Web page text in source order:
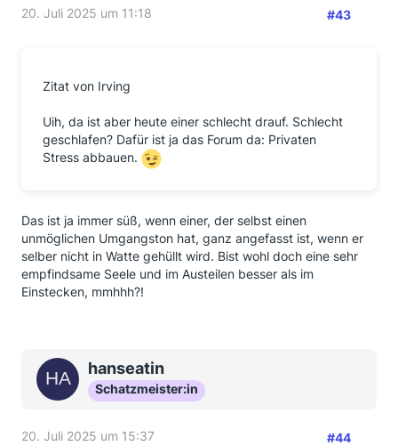
20. Juli 2025 um 11:18 #43
Zitat von Irving
Uih, da ist aber heute einer schlecht drauf. Schlecht
geschlafen? Dafür ist ja das Forum da: Privaten
Stress abbauen.
Das ist ja immer süß, wenn einer, der selbst einen
unmöglichen Umgangston hat, ganz angefasst ist, wenn er
selber nicht in Watte gehüllt wird. Bist wohl doch eine sehr
empfindsame Seele und im Austeilen besser als im
Einstecken, mmhhh?!
hanseatin
Schatzmeister:in
20. Juli 2025 um 15:37 #44